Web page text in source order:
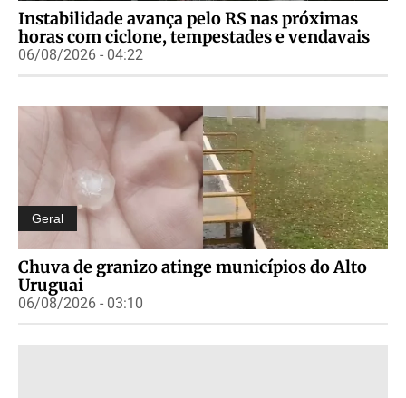
Instabilidade avança pelo RS nas próximas
horas com ciclone, tempestades e vendavais
06/08/2026 - 04:22
Geral
Chuva de granizo atinge municípios do Alto
Uruguai
06/08/2026 - 03:10